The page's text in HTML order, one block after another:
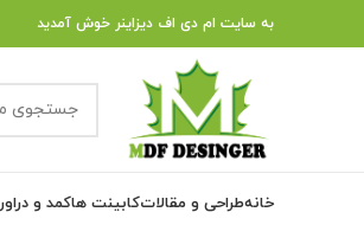
به سایت ام دی اف دیزاینر خوش آمدید
خانهطراحی و مقالاتکابینت هاکمد و دراور